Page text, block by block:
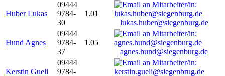
Huber Lukas
09444
9784-
30
1.01
lukas.huber@siegenburg.de
Hund Agnes
09444
9784-
37
1.05
agnes.hund@siegenburg.de
Kerstin Gueli
09444
9784-